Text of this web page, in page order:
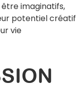
imaginatifs,
potentiel créatif
vie